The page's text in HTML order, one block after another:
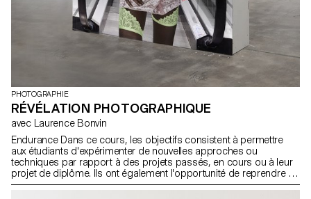
PHOTOGRAPHIE
RÉVÉLATION PHOTOGRAPHIQUE
avec Laurence Bonvin
Endurance Dans ce cours, les objectifs consistent à permettre
aux étudiants d'expérimenter de nouvelles approches ou
techniques par rapport à des projets passés, en cours ou à leur
projet de diplôme. Ils ont également l'opportunité de reprendre et
de perfectionner des sujets qui n'ont pas atteint leur satisfaction